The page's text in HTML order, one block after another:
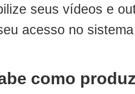
seus vídeos e
acesso no
como